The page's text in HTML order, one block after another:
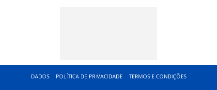
DADOS POLÍTICA DE PRIVACIDADE TERMOS E CONDIÇÕES